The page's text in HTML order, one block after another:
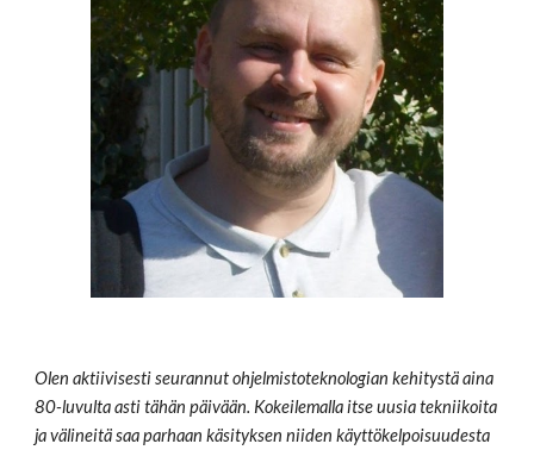
Olen aktiivisesti seurannut ohjelmistoteknologian kehitystä aina
80-luvulta asti tähän päivään. Kokeilemalla itse uusia tekniikoita
ja välineitä saa parhaan käsityksen niiden käyttökelpoisuudesta